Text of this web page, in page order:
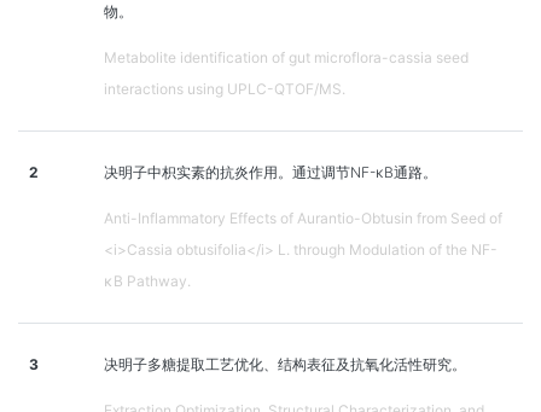
物。
Metabolite identification of gut microflora-cassia seed
interactions using UPLC-QTOF/MS.
2 决明子中枳实素的抗炎作用。通过调节NF-κB通路。
Anti-Inflammatory Effects of Aurantio-Obtusin from Seed of
<i>Cassia obtusifolia</i> L. through Modulation of the NF-
κB Pathway.
3 决明子多糖提取工艺优化、结构表征及抗氧化活性研究。